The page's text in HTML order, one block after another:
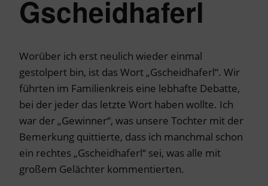
Gscheidhaferl
Worüber ich erst neulich wieder einmal
gestolpert bin, ist das Wort „Gscheidhaferl“. Wir
führten im Familienkreis eine lebhafte Debatte,
bei der jeder das letzte Wort haben wollte. Ich
war der „Gewinner“, was unsere Tochter mit der
Bemerkung quittierte, dass ich manchmal schon
ein rechtes „Gscheidhaferl“ sei, was alle mit
großem Gelächter kommentierten.